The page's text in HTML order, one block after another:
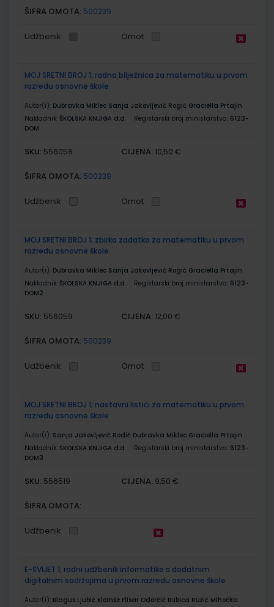
ŠIFRA OMOTA: 500239
Udžbenik Omot
MOJ SRETNI BROJ 1; radna bilježnica za matematiku u prvom
razredu osnovne škole
Autor(i): Dubravka Miklec Sanja Jakovljević Rogić Graciella Prtajin
Nakladnik: ŠKOLSKA KNJIGA d.d. Registarski broj ministarstva: 6123-
DOM
SKU: 556058 CIJENA: 10,50 €
ŠIFRA OMOTA: 500239
Udžbenik Omot
MOJ SRETNI BROJ 1; zbirka zadatka za matematiku u prvom
razredu osnovne škole
Autor(i): Dubravka Miklec Sanja Jakovljević Rogić Graciella Prtajin
Nakladnik: ŠKOLSKA KNJIGA d.d. Registarski broj ministarstva: 6123-
DOM2
SKU: 556059 CIJENA: 12,00 €
ŠIFRA OMOTA: 500239
Udžbenik Omot
MOJ SRETNI BROJ 1; nastavni listići za matematiku u prvom
razredu osnovne škole
Autor(i): Sanja Jakovljević Rodić Dubravka Miklec Graciella Prtajin
Nakladnik: ŠKOLSKA KNJIGA d.d. Registarski broj ministarstva: 6123-
DOM3
SKU: 556519 CIJENA: 9,50 €
ŠIFRA OMOTA:
Udžbenik
E-SVIJET 1; radni udžbenik informatike s dodatnim
digitalnim sadržajima u prvom razredu osnovne škole
Autor(i): Blagus Ljubić Klemše Flisar Odorčić Bubica Ružić Mihočka